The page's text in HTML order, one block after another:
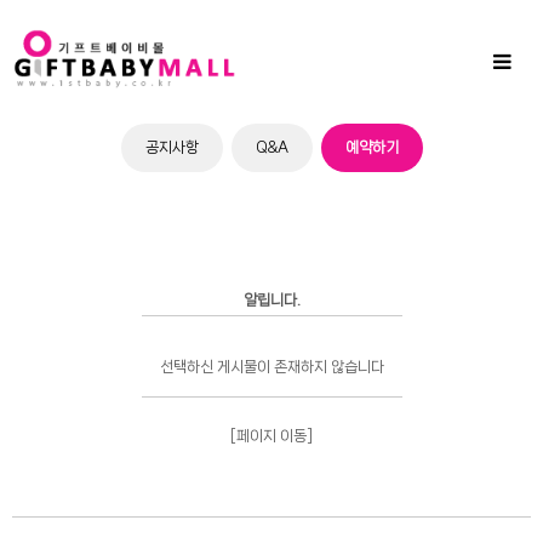
Toggle
Promotion
공지사항 Q&A 예약하기
알립니다.
선택하신 게시물이 존재하지 않습니다
[페이지 이동]